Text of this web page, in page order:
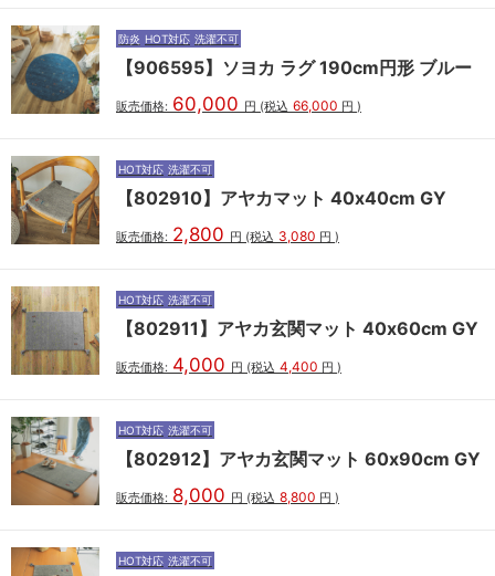
防炎 HOT対応 洗濯不可
【906595】ソヨカ ラグ 190cm円形 ブルー
販売価格: 60,000 円 (税込 66,000 円 )
HOT対応 洗濯不可
【802910】アヤカマット 40x40cm GY
販売価格: 2,800 円 (税込 3,080 円 )
HOT対応 洗濯不可
【802911】アヤカ玄関マット 40x60cm GY
販売価格: 4,000 円 (税込 4,400 円 )
HOT対応 洗濯不可
【802912】アヤカ玄関マット 60x90cm GY
販売価格: 8,000 円 (税込 8,800 円 )
HOT対応 洗濯不可